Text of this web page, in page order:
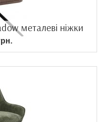
металеві ніжки